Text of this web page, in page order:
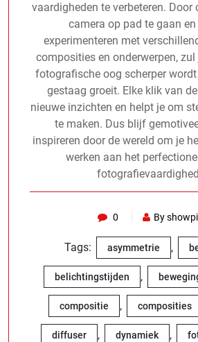
vaardigheden te verbeteren. Door
camera op pad te gaan
experimenteren met
composities en onderwerpen,
fotografische oog scherper
gestaag groeit. Elke klik van
nieuwe inzichten en helpt je om
te maken. Dus blijf
inspireren door de wereld om je
werken aan het
0 By
Tags: asymmetrie ,
belichtingstijden ,
compositie , composities
diffuser , dynamiek ,